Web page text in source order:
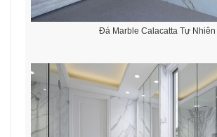
Đá Marble Calacatta Tự Nhiên